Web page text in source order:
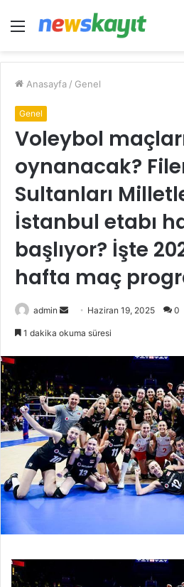
Menü
Anasayfa / Genel
Genel
Voleybol
oynanacak?
Sultanları
İstanbul etabı
başlıyor? İşte
hafta maç
admin
Bir
Haziran 19, 2025 0
1 dakika okuma süresi